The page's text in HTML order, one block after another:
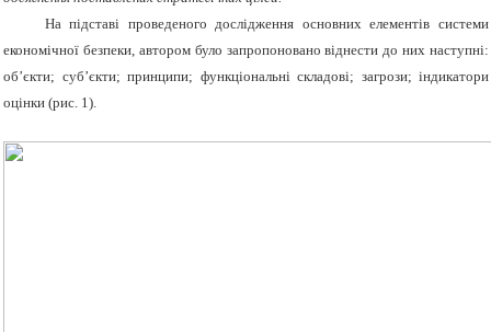
На підставі проведеного дослідження основних елементів системи
економічної безпеки, автором було запропоновано віднести до них наступні:
об’єкти; суб’єкти; принципи; функціональні складові; загрози; індикатори
оцінки (рис. 1).